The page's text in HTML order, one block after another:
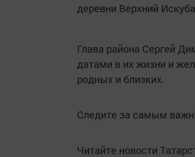
деревни Верхний
Глава района Сергей
датами в их жизни и
родных и близких.
Следите за самым
Читайте новости